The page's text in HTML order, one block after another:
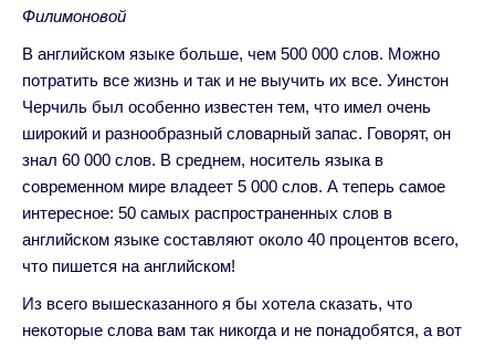
Филимоновой
В английском языке больше, чем 500 000 слов. Можно
потратить все жизнь и так и не выучить их все. Уинстон
Черчиль был особенно известен тем, что имел очень
широкий и разнообразный словарный запас. Говорят, он
знал 60 000 слов. В среднем, носитель языка в
современном мире владеет 5 000 слов. А теперь самое
интересное: 50 самых распространенных слов в
английском языке составляют около 40 процентов всего,
что пишется на английском!
Из всего вышесказанного я бы хотела сказать, что
некоторые слова вам так никогда и не понадобятся, а вот